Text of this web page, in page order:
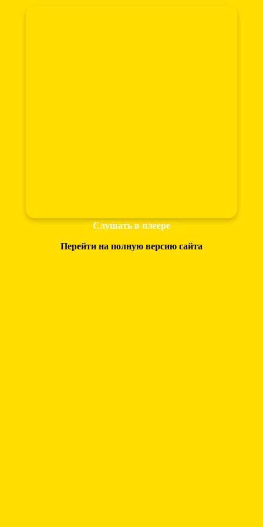
Слушать в плеере
Перейти на полную версию сайта